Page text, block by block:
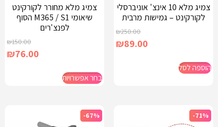
צמיג מלא 10 אינצ' אוניברסלי
לקורקינט – גמישות מרבית
₪250.00
₪89.00
הוספה לסל
צמיג מלא מחורר לקורקינט
שיאומי M365 / S1 הסוף
לפנצ'רים
₪150.00
₪76.00
בחר אפשרויות
-71%
-67%